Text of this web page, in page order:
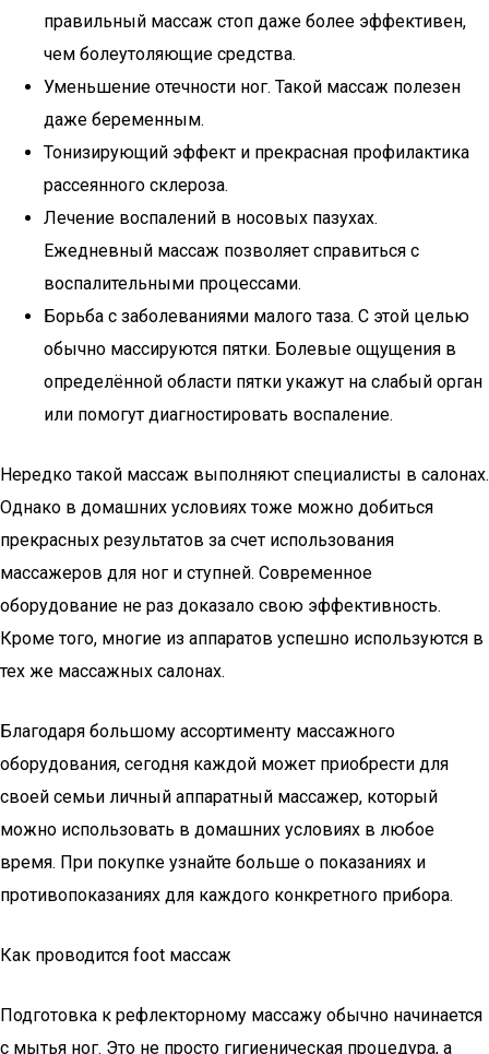
правильный массаж стоп даже более эффективен,
чем болеутоляющие средства.
Уменьшение отечности ног. Такой массаж полезен
даже беременным.
Тонизирующий эффект и прекрасная профилактика
рассеянного склероза.
Лечение воспалений в носовых пазухах.
Ежедневный массаж позволяет справиться с
воспалительными процессами.
Борьба с заболеваниями малого таза. С этой целью
обычно массируются пятки. Болевые ощущения в
определённой области пятки укажут на слабый орган
или помогут диагностировать воспаление.
Нередко такой массаж выполняют специалисты в салонах.
Однако в домашних условиях тоже можно добиться
прекрасных результатов за счет использования
массажеров для ног и ступней. Современное
оборудование не раз доказало свою эффективность.
Кроме того, многие из аппаратов успешно используются в
тех же массажных салонах.
Благодаря большому ассортименту массажного
оборудования, сегодня каждой может приобрести для
своей семьи личный аппаратный массажер, который
можно использовать в домашних условиях в любое
время. При покупке узнайте больше о показаниях и
противопоказаниях для каждого конкретного прибора.
Как проводится foot массаж
Подготовка к рефлекторному массажу обычно начинается
с мытья ног. Это не просто гигиеническая процедура, а